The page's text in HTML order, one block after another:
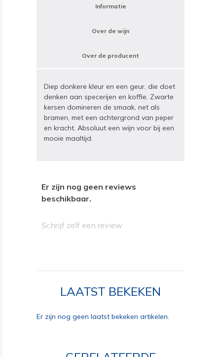
Informatie
Over de wijn
Over de producent
Diep donkere kleur en een geur, die doet
denken aan specerijen en koffie. Zwarte
kersen domineren de smaak, net als
bramen, met een achtergrond van peper
en kracht. Absoluut een wijn voor bij een
mooie maaltijd.
Er zijn nog geen reviews
beschikbaar.
Schrijf zelf een review
LAATST BEKEKEN
Er zijn nog geen laatst bekeken artikelen.